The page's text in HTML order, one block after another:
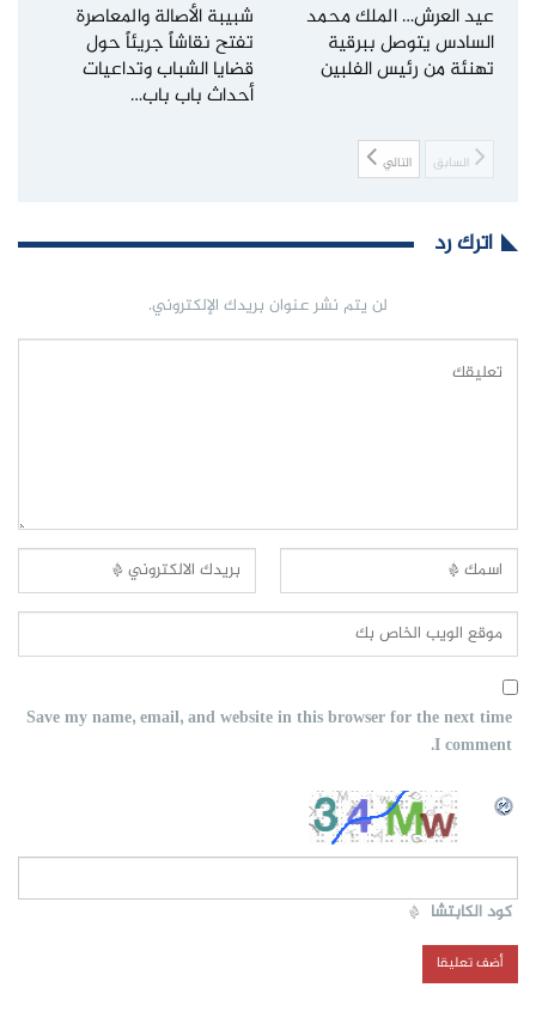
عيد العرش… الملك محمد
السادس يتوصل ببرقية
تهنئة من رئيس الفلبين
شبيبة الأصالة والمعاصرة
تفتح نقاشاً جريئاً حول
قضايا الشباب وتداعيات
أحداث باب باب…
السابق التالي
اترك رد
لن يتم نشر عنوان بريدك الإلكتروني.
Save my name, email, and website in this browser for the next time
I comment.
كود الكابتشا *